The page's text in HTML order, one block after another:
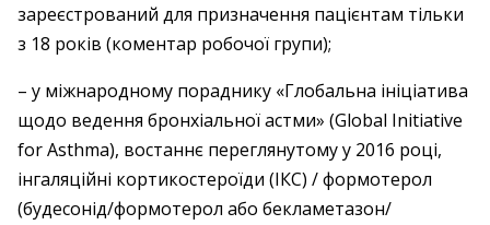
зареєстрований для призначення пацієнтам тільки
з 18 років (коментар робочої групи);
– у міжнародному пораднику «Глобальна ініціатива
щодо ведення бронхіальної астми» (Global Initiative
for Asthma), востаннє переглянутому у 2016 році,
інгаляційні кортикостероїди (ІКС) / формотерол
(будесонід/формотерол або бекламетазон/